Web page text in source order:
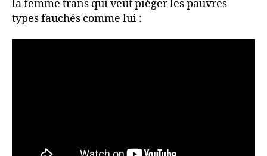
la femme trans qui veut piéger les pauvres
types fauchés comme lui :